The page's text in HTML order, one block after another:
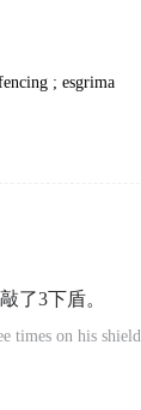
; esgrima
了3下盾。
times on his shield.